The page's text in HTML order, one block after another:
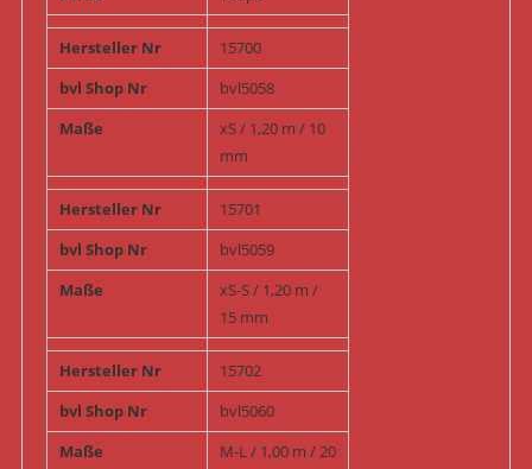
Hersteller Nr
15700
bvl Shop Nr
bvl5058
Maße
xS / 1,20 m / 10
mm
Hersteller Nr
15701
bvl Shop Nr
bvl5059
Maße
xS-S / 1,20 m /
15 mm
Hersteller Nr
15702
bvl Shop Nr
bvl5060
Maße
M-L / 1,00 m / 20